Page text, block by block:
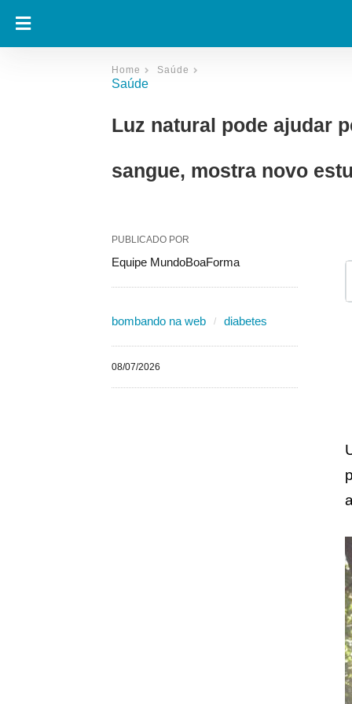
Home Saúde
Saúde
Luz natural pode ajudar
sangue, mostra novo
PUBLICADO POR
Equipe MundoBoaForma
bombando na web diabetes
08/07/2026